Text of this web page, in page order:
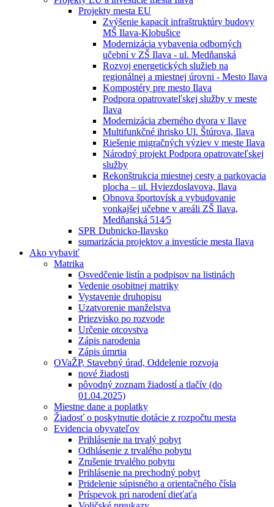
Projekty mesta EU
Zvýšenie kapacít infraštruktúry budovy
MŠ Ilava-Klobušice
Modernizácia vybavenia odborných
učební v ZŠ Ilava - ul. Medňanská
Rozvoj energetických služieb na
regionálnej a miestnej úrovni - Mesto Ilava
Kompostéry pre mesto Ilava
Podpora opatrovateľskej služby v meste
Ilava
Modernizácia zberného dvora v Ilave
Multifunkčné ihrisko Ul. Štúrova, Ilava
Riešenie migračných výziev v meste Ilava
Národný projekt Podpora opatrovateľskej
služby
Rekonštrukcia miestnej cesty a parkovacia
plocha – ul. Hviezdoslavova, Ilava
Obnova športovísk a vybudovanie
vonkajšej učebne v areáli ZŠ Ilava,
Medňanská 514⁄5
SPR Dubnicko-Ilavsko
sumarizácia projektov a investície mesta Ilava
Ako vybaviť
Matrika
Osvedčenie listín a podpisov na listinách
Vedenie osobitnej matriky
Vystavenie druhopisu
Uzatvorenie manželstva
Priezvisko po rozvode
Určenie otcovstva
Zápis narodenia
Zápis úmrtia
OVaŽP, Stavebný úrad, Oddelenie rozvoja
nové žiadosti
pôvodný zoznam žiadostí a tlačív (do
01.04.2025)
Miestne dane a poplatky
Žiadosť o poskytnutie dotácie z rozpočtu mesta
Evidencia obyvateľov
Prihlásenie na trvalý pobyt
Odhlásenie z trvalého pobytu
Zrušenie trvalého pobytu
Prihlásenie na prechodný pobyt
Pridelenie súpisného a orientačného čísla
Príspevok pri narodení dieťaťa